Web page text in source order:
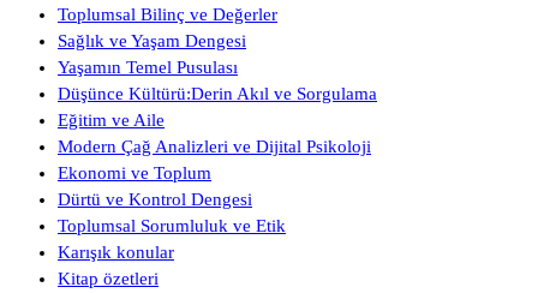
Toplumsal Bilinç ve Değerler
Sağlık ve Yaşam Dengesi
Yaşamın Temel Pusulası
Düşünce Kültürü:Derin Akıl ve Sorgulama
Eğitim ve Aile
Modern Çağ Analizleri ve Dijital Psikoloji
Ekonomi ve Toplum
Dürtü ve Kontrol Dengesi
Toplumsal Sorumluluk ve Etik
Karışık konular
Kitap özetleri